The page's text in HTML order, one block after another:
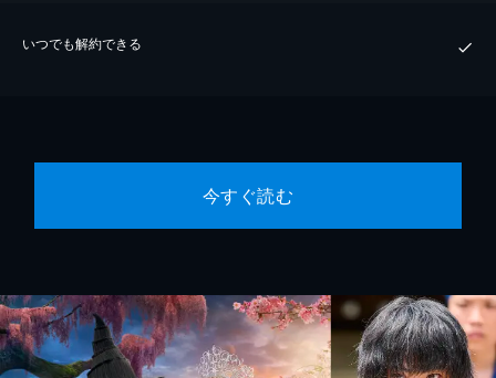
いつでも解約できる
今すぐ読む